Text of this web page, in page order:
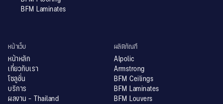
BFM Laminates
หน้าเว็บ
หน้าหลัก
เกี่ยวกับเรา
โซลูชั่น
บริการ
ผลงาน - Thailand
ผลิตภัณฑ์
Alpolic
Armstrong
BFM Ceilings
BFM Laminates
BFM Louvers